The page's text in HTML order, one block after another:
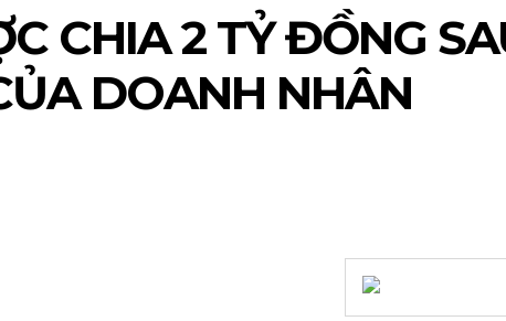
CHIA 2 TỶ ĐỒNG
DOANH NHÂN